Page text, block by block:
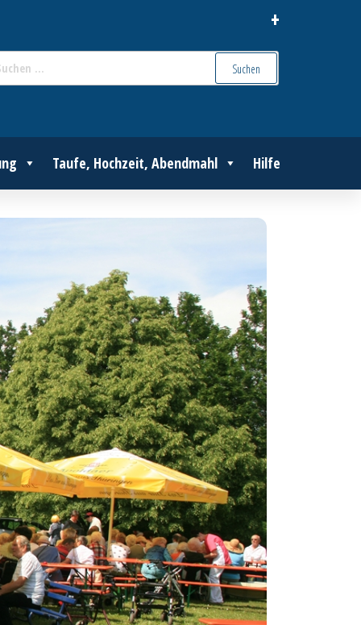
+
nach:
Taufe, Hochzeit, Abendmahl Hilfe